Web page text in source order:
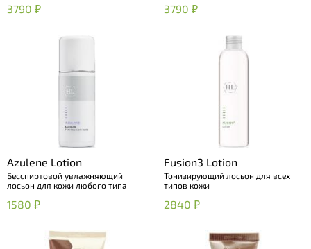
3790 ₽ 3790 ₽
Azulene Lotion
Бесспиртовой увлажняющий
лосьон для кожи любого типа
1580 ₽
Fusion3 Lotion
Тонизирующий лосьон для всех
типов кожи
2840 ₽